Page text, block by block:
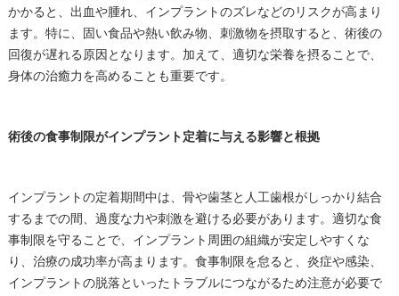
かかると、出血や腫れ、インプラントのズレなどのリスクが高まり
ます。特に、固い食品や熱い飲み物、刺激物を摂取すると、術後の
回復が遅れる原因となります。加えて、適切な栄養を摂ることで、
身体の治癒力を高めることも重要です。
術後の食事制限がインプラント定着に与える影響と根拠
インプラントの定着期間中は、骨や歯茎と人工歯根がしっかり結合
するまでの間、過度な力や刺激を避ける必要があります。適切な食
事制限を守ることで、インプラント周囲の組織が安定しやすくな
り、治療の成功率が高まります。食事制限を怠ると、炎症や感染、
インプラントの脱落といったトラブルにつながるため注意が必要で